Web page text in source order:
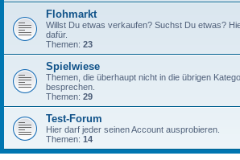
Flohmarkt
Willst Du etwas verkaufen? Suchst Du etwas?
dafür.
Themen: 23
Spielwiese
Themen, die überhaupt nicht in die übrigen
besprechen.
Themen: 29
Test-Forum
Hier darf jeder seinen Account ausprobieren.
Themen: 14